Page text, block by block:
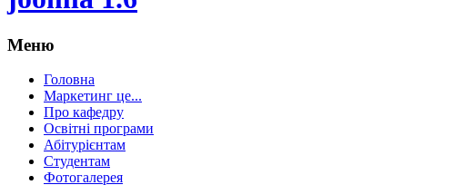
Меню
Головна
Маркетинг це...
Про кафедру
Освітні програми
Абітурієнтам
Студентам
Фотогалерея